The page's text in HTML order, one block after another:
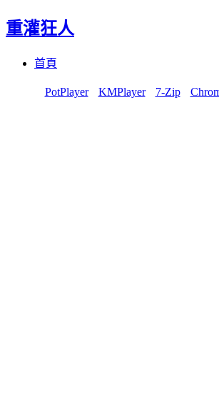
重灌狂人
首頁
PotPlayer KMPlayer 7-Zip